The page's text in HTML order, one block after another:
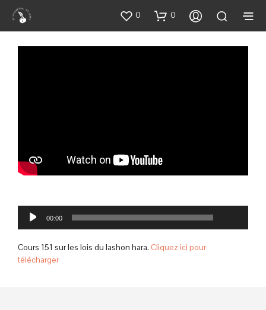
0 0
Lecteur
audio
00:00
Cours 151 sur les lois du lashon hara. Cliquez ici pour
télécharger